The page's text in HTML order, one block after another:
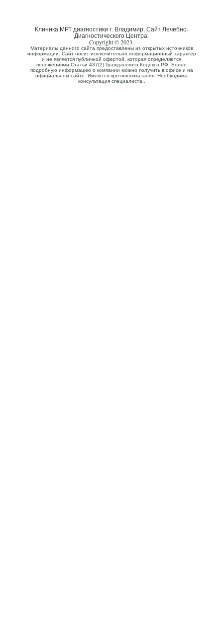
Клиника МРТ диагностики г. Владимир. Сайт Лечебно-
Диагностического Центра.
Copyright © 2023.
Материалы данного сайта предоставлены из открытых источников
информации. Сайт носит исключительно информационный характер
и не является публичной офертой, которая определяется
положениями Статьи 437(2) Гражданского Кодекса РФ. Более
подробную информацию о компании можно получить в офисе и на
официальном сайте. Имеются противопоказания. Необходима
консультация специалиста..